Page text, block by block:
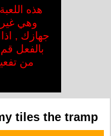
هذه
وهي
جهازك ,
بالفعل
من
tiles the tramp